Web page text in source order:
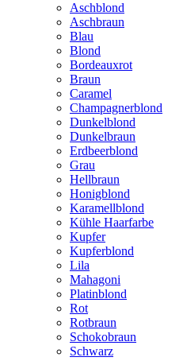
Aschblond
Aschbraun
Blau
Blond
Bordeauxrot
Braun
Caramel
Champagnerblond
Dunkelblond
Dunkelbraun
Erdbeerblond
Grau
Hellbraun
Honigblond
Karamellblond
Kühle Haarfarbe
Kupfer
Kupferblond
Lila
Mahagoni
Platinblond
Rot
Rotbraun
Schokobraun
Schwarz